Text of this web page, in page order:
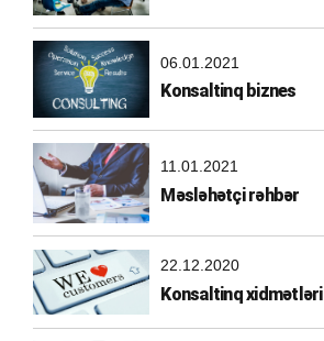
06.01.2021
Konsaltinq biznes
11.01.2021
Məsləhətçi rəhbər
22.12.2020
Konsaltinq xidmətləri